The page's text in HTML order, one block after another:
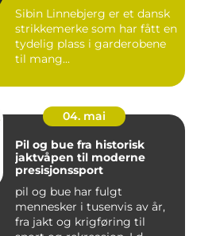
Sibin Linnebjerg er et dansk
strikkemerke som har fått en
tydelig plass i garderobene
til mang...
04. mai
Pil og bue fra historisk
jaktvåpen til moderne
presisjonssport
pil og bue har fulgt
mennesker i tusenvis av år,
fra jakt og krigføring til